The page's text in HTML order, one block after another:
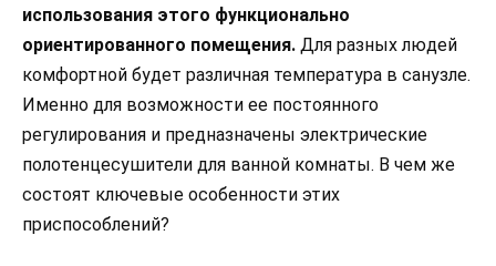
использования этого функционально
ориентированного помещения. Для разных людей
комфортной будет различная температура в санузле.
Именно для возможности ее постоянного
регулирования и предназначены электрические
полотенцесушители для ванной комнаты. В чем же
состоят ключевые особенности этих
приспособлений?